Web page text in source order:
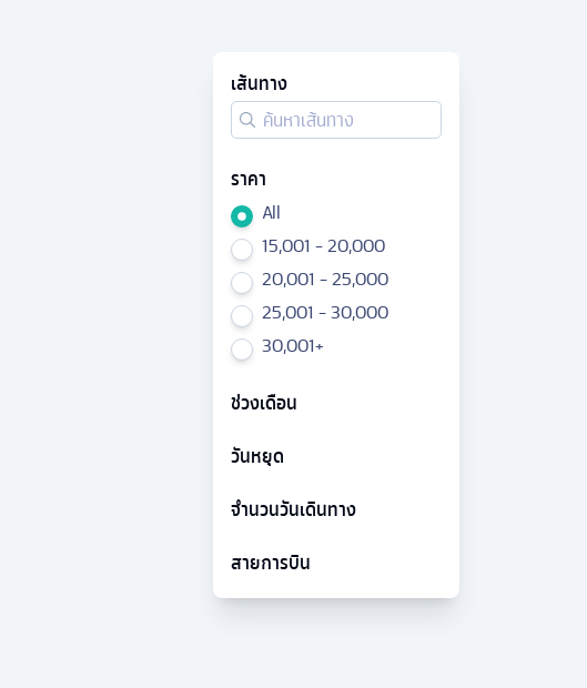
เส้นทาง
ราคา
All
15,001 - 20,000
20,001 - 25,000
25,001 - 30,000
30,001+
ช่วงเดือน
วันหยุด
จำนวนวันเดินทาง
สายการบิน